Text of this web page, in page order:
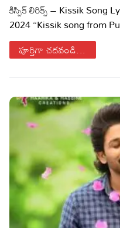
కిస్సిక్ లిరిక్స్ – Kissik Song
2024 “Kissik song from
పూర్తిగా చదవండి...